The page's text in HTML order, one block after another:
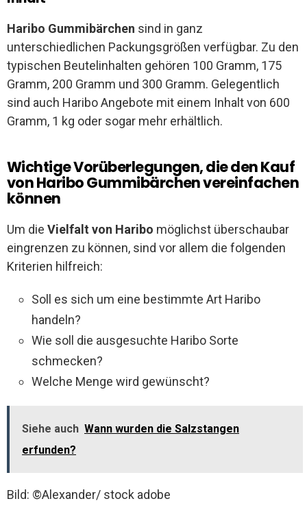
Haribo Gummibärchen sind in ganz
unterschiedlichen Packungsgrößen verfügbar. Zu den
typischen Beutelinhalten gehören 100 Gramm, 175
Gramm, 200 Gramm und 300 Gramm. Gelegentlich
sind auch Haribo Angebote mit einem Inhalt von 600
Gramm, 1 kg oder sogar mehr erhältlich.
Wichtige Vorüberlegungen, die den Kauf
von Haribo Gummibärchen vereinfachen
können
Um die Vielfalt von Haribo möglichst überschaubar
eingrenzen zu können, sind vor allem die folgenden
Kriterien hilfreich:
Soll es sich um eine bestimmte Art Haribo
handeln?
Wie soll die ausgesuchte Haribo Sorte
schmecken?
Welche Menge wird gewünscht?
Siehe auch Wann wurden die Salzstangen
erfunden?
Bild: ©Alexander/ stock adobe